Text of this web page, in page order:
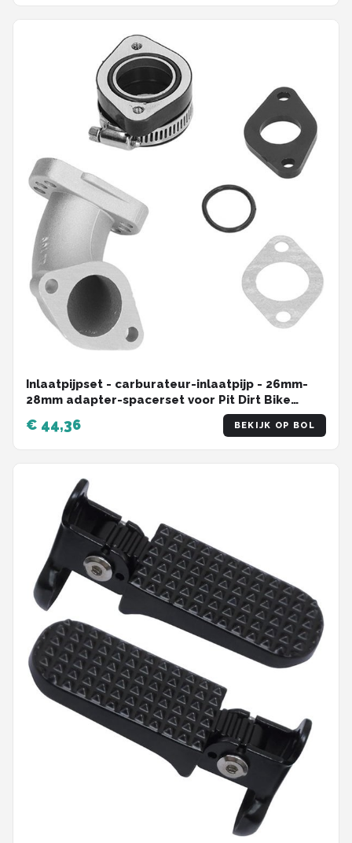
Inlaatpijpset - carburateur-inlaatpijp - 26mm-
28mm adapter-spacerset voor Pit Dirt Bike
€ 44,36 BEKIJK OP BOL